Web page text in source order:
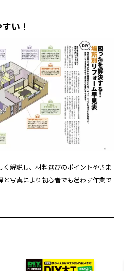
い！
解説し、材料選びのポイントやさま
写真により初心者でも迷わず作業で